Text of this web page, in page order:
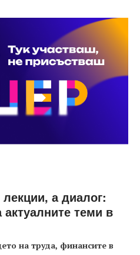
а диалог:
теми в
на труда, финансите в